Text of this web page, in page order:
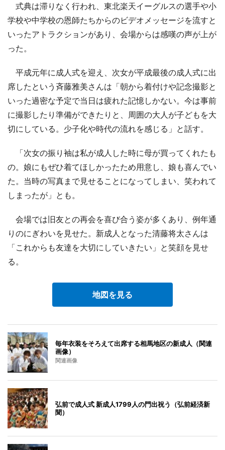
式典は滞りなく行われ、東北楽天イーグルスの選手や小
学校や中学校の恩師たちからのビデオメッセージを流すと
いったアトラクションがあり、会場からは感嘆の声が上が
った。
平成元年に成人式を迎え、次女が平成最後の成人式に出
席したという斉藤雅美さんは「朝から着付けや記念撮影と
いった過密な予定で当日は疲れた記憶しかない。今は事前
に撮影したり準備ができたりと、周囲の大人が子どもを大
切にしている。少子化や時代の流れを感じる」と話す。
「次女の振り袖は私が成人した時に母が買ってくれたも
の。娘にもぜひ着てほしかったため用意し、娘も喜んでい
た。当時の写真まで見せることになってしまい、笑われて
しまったが」とも。
会場では旧友との再会を喜び合う姿が多くあり、例年通
りのにぎわいを見せた。新成人となった清藤将太さんは
「これからも友達を大切にしていきたい」と笑顔を見せ
る。
地図を見る
毎年衣装をそろえて出席する相馬地区の新成人（関連
画像）
関連画像
弘前で成人式 新成人1799人の門出祝う（弘前経済新
聞）